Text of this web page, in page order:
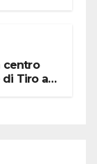
centro
Tiro a